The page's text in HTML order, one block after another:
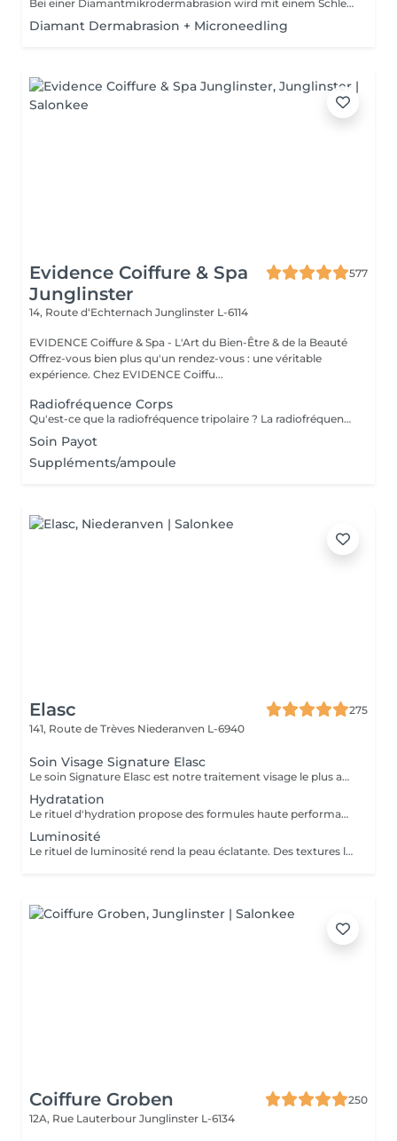
Bei einer Diamantmikrodermabrasion wird mit einem Schleifkopf und vakuum die abgestorbene, oberste Hautschicht abgetragen. -VERBESSERUNG DER HAUTSTRUKTUR -MILDERUNG VON FÄLTCHEN UND FESTIGUNG DER HAUT -VERFEINERUNG DER POREN -TIEFENREINIGUNG DER HAUT -BESSERE SAUERSTOFFVERSORGUNG DER ZELLEN -NORMALISIERUNG DER TALGPRODUKTION -AKTIVIERUNG DES LYMPHFLUSSES Die Haut wirkt ebenmäßiger, jünger und strahlt wieder.
Diamant Dermabrasion + Microneedling
Evidence Coiffure & Spa
Junglinster
577
14, Route d‘Echternach Junglinster L-6114
EVIDENCE Coiffure & Spa - L'Art du Bien-Être & de la Beauté
Offrez-vous bien plus qu'un rendez-vous : une véritable
expérience. Chez EVIDENCE Coiffu...
Radiofréquence Corps
Qu'est-ce que la radiofréquence tripolaire ? La radiofréquence tripolaire est l'une des méthodes non invasives les plus efficaces pour raffermir et tonifier visiblement la peau. La peau perd naturellement son élasticité et sa souplesse à cause du processus de vieillissement ou des fluctuations de poids, et à mesure que la peau s'amincit, les signes du temps deviennent plus fréquents. L'énergie radiofréquence stimule la contraction des fibres de collagène existantes et la production de nouvelles cellules pour lisser, tonifier et raffermir la peau. Les zones de traitement comprennent : Cou (uniquement sur les côtés et jamais devant); Double menton - Double menton ; Front; Autour des yeux; Joues; moustache chinoise; région de la mâchoire.
Soin Payot
Suppléments/ampoule
Elasc
275
141, Route de Trèves Niederanven L-6940
Soin Visage Signature Elasc
Le soin Signature Elasc est notre traitement visage le plus abouti et personnalisé. Conçu spécialement pour vous, par notre équipe, ce rituel est une véritable expérience sensorielle pour vous détendre, raviver l'éclat de votre teint, redessiner les contours de votre visage et revitaliser votre peau en profondeur. Ce soin multi-actions combine des produits cosméceutiques ultra-performants, des gestes experts et l'utilisation de pierres en quartz rose ou de jade verte en fonction de votre peau. Le soin débute par un nettoyage précis de votre peau et par une exfoliation douce aux manuvres stimulantes pour lisser et illuminer le teint. Après un travail technique avec la pierre et la pose d'un masque crème spécifique vient le massage Signature : une combinaison de manuvres liftantes, drainantes, tonifiantes et sculptantes avec une huile de haute qualité. Votre peau est ainsi lumineuse, décongestionnée, hydratée, liftée et raffermie. Ce soin Signature Elasc convient à tous les types de peau : teint terne, peau déshydratée, perte de fermeté, premiers signes de l'âge mais aussi pour toute personne ayant besoin d'une pause bien-être ou recherchant le cocooning et la chaleur caractéristiques à notre institut Elasc.
Hydratation
Le rituel d'hydration propose des formules haute performance qui s'attaquent stratégiquement à tous les paramètres de la déshydratation. Ciblés, ils améliorent le manteau hydrolipidique, la teneur en NMF est le ciment intercellulaire.
Luminosité
Le rituel de luminosité rend la peau éclatante. Des textures légères et fraïches affinent le grain de peau pour une peau qui brille de santé et de pureté - une beauté éclatante.
Coiffure Groben
250
12A, Rue Lauterbour Junglinster L-6134